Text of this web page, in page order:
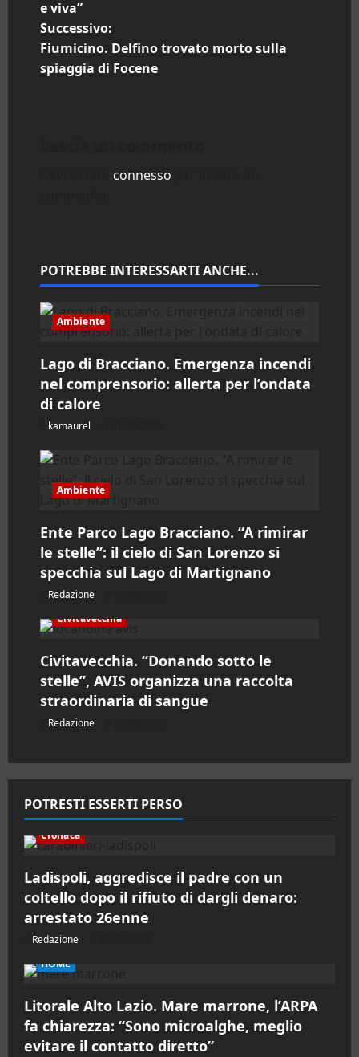
v
i
n
e
a
r
t
c
o
l
o
e viva”
Successivo:
Fiumicino. Delfino trovato morto sulla
spiaggia di Focene
connesso
POTREBBE INTERESSARTI ANCHE...
Ambiente
Lago di Bracciano. Emergenza incendi
nel comprensorio: allerta per l’ondata
di calore
kamaurel
Ambiente
Ente Parco Lago Bracciano. “A rimirar
le stelle”: il cielo di San Lorenzo si
specchia sul Lago di Martignano
Redazione
Civitavecchia
Civitavecchia. “Donando sotto le
stelle”, AVIS organizza una raccolta
straordinaria di sangue
Redazione
POTRESTI ESSERTI PERSO
Cronaca
Ladispoli, aggredisce il padre con un
coltello dopo il rifiuto di dargli denaro:
arrestato 26enne
Redazione
HOME
Litorale Alto Lazio. Mare marrone, l’ARPA
fa chiarezza: “Sono microalghe, meglio
evitare il contatto diretto”